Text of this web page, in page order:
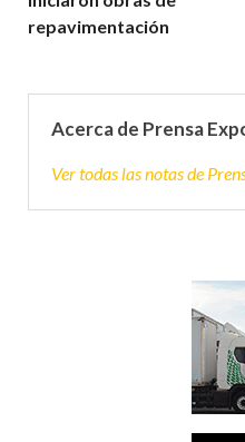
repavimentación
Acerca de Prensa
Ver todas las notas de